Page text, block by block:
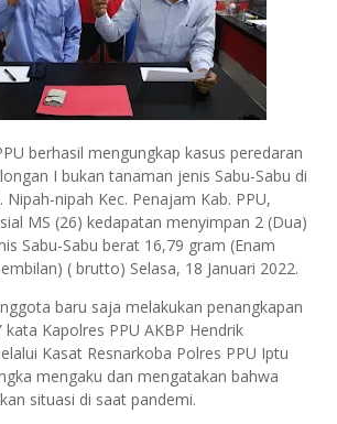
berhasil mengungkap kasus peredaran
I bukan tanaman jenis Sabu-Sabu di
Nipah-nipah Kec. Penajam Kab. PPU,
MS (26) kedapatan menyimpan 2 (Dua)
Sabu-Sabu berat 16,79 gram (Enam
( brutto) Selasa, 18 Januari 2022.
baru saja melakukan penangkapan
kata Kapolres PPU AKBP Hendrik
Kasat Resnarkoba Polres PPU Iptu
mengaku dan mengatakan bahwa
situasi di saat pandemi.